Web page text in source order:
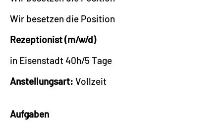
Wir besetzen die Position
Rezeptionist (m/w/d)
in Eisenstadt 40h/5 Tage
Anstellungsart: Vollzeit
Aufgaben